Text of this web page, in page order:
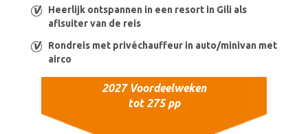
Heerlijk ontspannen in een resort in Gili als
aflsuiter van de reis
Rondreis met privéchauffeur in auto/minivan met
airco
2027 Voordeelweken
tot 275 pp